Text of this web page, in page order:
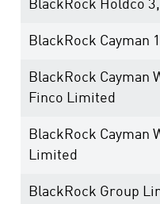
BlackRock Holdco
BlackRock Cayman
BlackRock Cayman
Finco Limited
BlackRock Cayman
Limited
BlackRock Group